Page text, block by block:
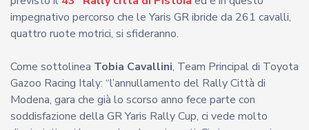
impegnativo percorso che le Yaris GR ibride da 261 cavalli,
quattro ruote motrici, si sfideranno.
Come sottolinea Tobia Cavallini, Team Principal di Toyota
Gazoo Racing Italy: “l’annullamento del Rally Città di
Modena, gara che già lo scorso anno fece parte con
soddisfazione della GR Yaris Rally Cup, ci vede molto